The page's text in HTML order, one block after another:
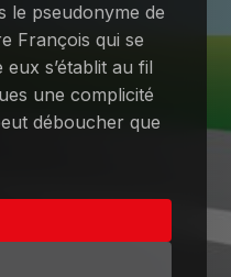
le pseudonyme de
François qui se
s’établit au fil
une complicité
déboucher que